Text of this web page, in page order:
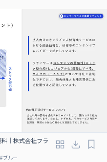
｜株式会社フラ
#ブルー